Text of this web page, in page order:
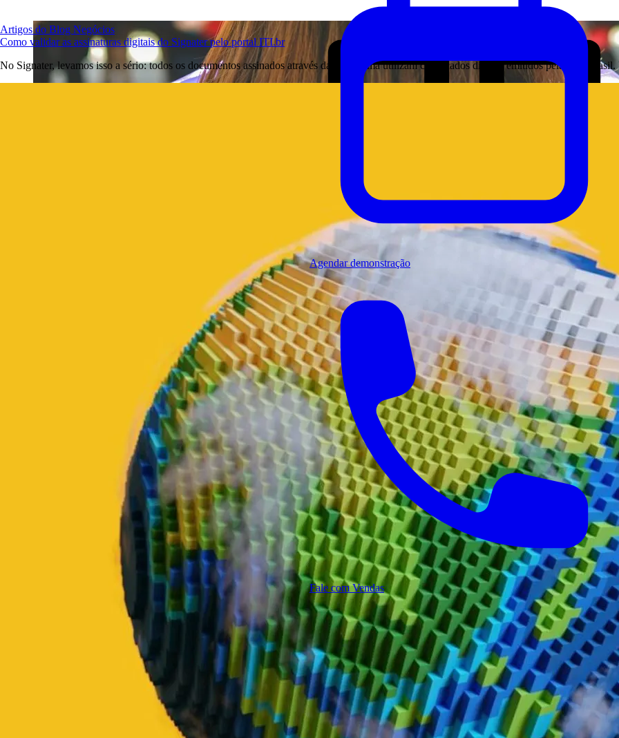
Ver Todos os Recursos
O mapa completo, organizado por categoria
Artigos do Blog Negócios
Como validar as assinaturas digitais do Signater pelo portal ITI.br
No Signater, levamos isso a sério: todos os documentos assinados através da plataforma utilizam certificados digitais emitidos pela ICP-
Agendar demonstração
Fale com Vendas
Introdução à educação digital e suas inovações
transformou a maneira como aprendemos e ensinamos. Hoje, é possível acessar aulas e materiais de qualquer lugar.
Esse tipo de aprendizado é flexível e se adapta à sua rotina. As escolas e universidades, por sua vez, estão investindo em métodos
assinatura digitalvem se tornando essencial. Ela facilita a emissão de diplomas e certificados
mão sempre que precisar. Quer saber mais sobre como a tecnologia está mudando a educação? Confira este link:
educação digital .